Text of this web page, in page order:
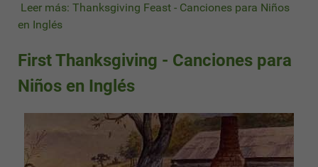
Leer más: Thanksgiving Feast - Canciones para Niños
en Inglés
First Thanksgiving - Canciones para
Niños en Inglés